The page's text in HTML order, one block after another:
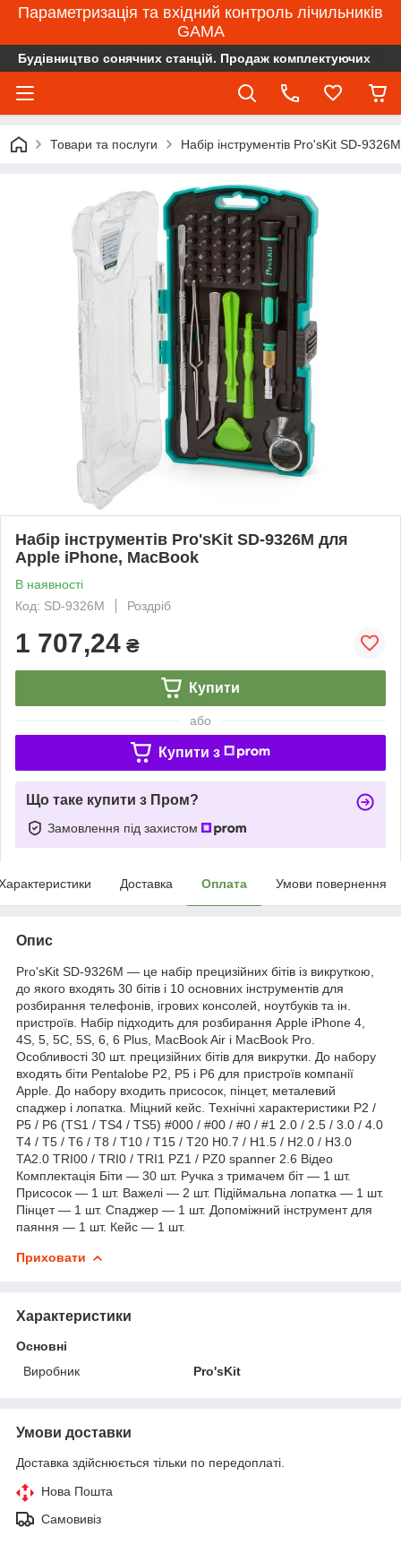
Параметризація та вхідний контроль лічильників
GAMA
Будівництво сонячних станцій. Продаж комплектуючих
Товари та послуги Набір інструментів Pro'sKit SD-
Набір інструментів Pro'sKit SD-9326M для
Apple iPhone, MacBook
В наявності
Код: SD-9326M
Роздріб
1 707,24 ₴
Купити
або
Купити з
Що таке купити з Пром?
Замовлення під захистом
Доставка Оплата Умови повернення
Опис
Pro'sKit SD-9326M — це набір прецизійних бітів із викруткою,
до якого входять 30 бітів і 10 основних інструментів для
розбирання телефонів, ігрових консолей, ноутбуків та ін.
пристроїв. Набір підходить для розбирання Apple iPhone 4,
4S, 5, 5C, 5S, 6, 6 Plus, MacBook Air і MacBook Pro.
Особливості 30 шт. прецизійних бітів для викрутки. До набору
входять біти Pentalobe P2, P5 і P6 для пристроїв компанії
Apple. До набору входить присосок, пінцет, металевий
спаджер і лопатка. Міцний кейс. Технічні характеристики P2 /
P5 / P6 (TS1 / TS4 / TS5) #000 / #00 / #0 / #1 2.0 / 2.5 / 3.0 / 4.0
T4 / T5 / T6 / T8 / T10 / T15 / T20 H0.7 / H1.5 / H2.0 / H3.0
TA2.0 TRI00 / TRI0 / TRI1 PZ1 / PZ0 spanner 2.6 Відео
Комплектація Біти — 30 шт. Ручка з тримачем біт — 1 шт.
Присосок — 1 шт. Важелі — 2 шт. Підіймальна лопатка — 1 шт.
Пінцет — 1 шт. Спаджер — 1 шт. Допоміжний інструмент для
паяння — 1 шт. Кейс — 1 шт.
Приховати
Характеристики
Основні
Виробник
Pro'sKit
Умови доставки
Доставка здійснюється тільки по передоплаті.
Нова Пошта
Самовивіз